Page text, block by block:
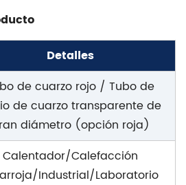
Detalles
de cuarzo rojo / Tubo de
de cuarzo transparente de
diámetro (opción roja)
Calentador/Calefacción
Industrial/Laboratorio